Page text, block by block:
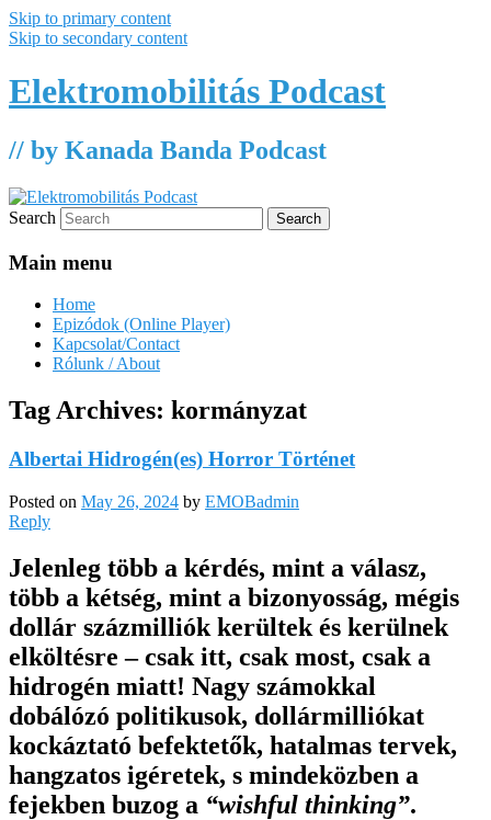
Skip to primary content
Skip to secondary content
Elektromobilitás Podcast
// by Kanada Banda Podcast
Search
Main menu
Home
Epizódok (Online Player)
Kapcsolat/Contact
Rólunk / About
Tag Archives: kormányzat
Albertai Hidrogén(es) Horror Történet
Posted on May 26, 2024 by EMOBadmin
Reply
Jelenleg több a kérdés, mint a válasz,
több a kétség, mint a bizonyosság, mégis
dollár százmilliók kerültek és kerülnek
elköltésre – csak itt, csak most, csak a
hidrogén miatt! Nagy számokkal
dobálózó politikusok, dollármilliókat
kockáztató befektetők, hatalmas tervek,
hangzatos igéretek, s mindeközben a
fejekben buzog a “wishful thinking”.